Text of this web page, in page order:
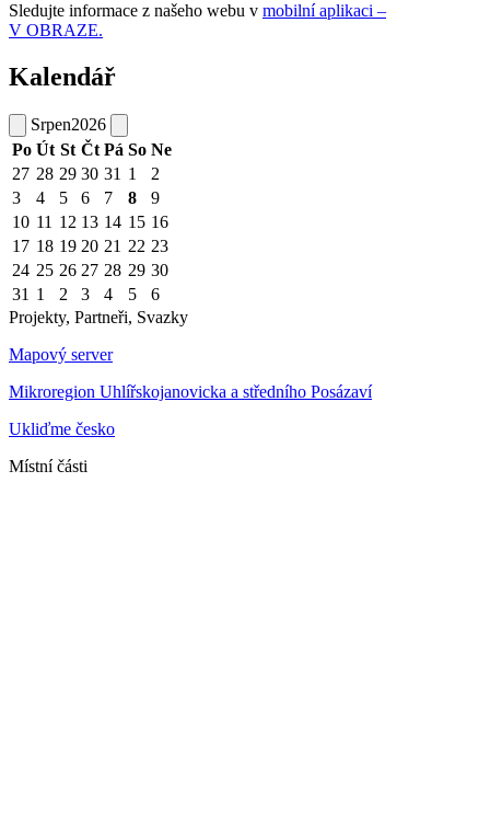
Sledujte informace z našeho webu v mobilní aplikaci –
V OBRAZE.
Kalendář
Srpen2026
Po Út St Čt Pá So Ne
27 28 29 30 31 1
2
3
4 5 6 7 8
9
10 11 12 13 14 15 16
17 18 19 20 21 22 23
24 25 26 27 28 29 30
31 1 2 3 4 5
6
Projekty, Partneři, Svazky
Mapový server
Mikroregion Uhlířskojanovicka a středního Posázaví
Ukliďme česko
Místní části